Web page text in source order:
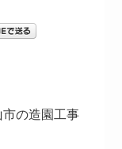
の造園工事